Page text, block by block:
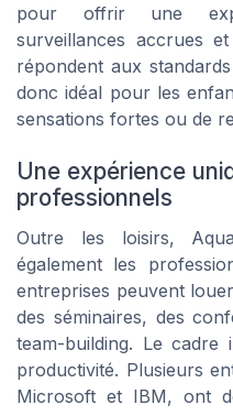
pour offrir une
surveillances accrues
répondent aux
donc idéal pour les
sensations fortes ou de
Une expérience
professionnels
Outre les loisirs,
également les
entreprises peuvent
des séminaires, des
team-building. Le cadre
productivité. Plusieurs
Microsoft et IBM, ont